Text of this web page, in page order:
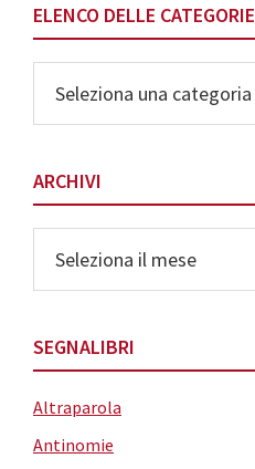
ELENCO DELLE CATEGORIE
delle
Categorie
ARCHIVI
SEGNALIBRI
Altraparola
Antinomie